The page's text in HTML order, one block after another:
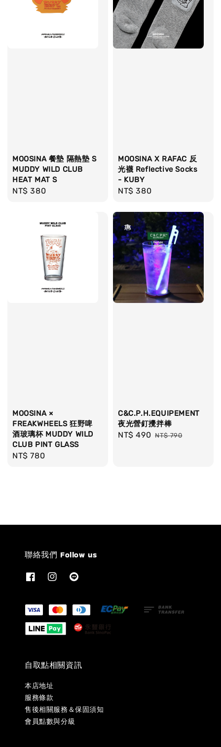
MOOSINA 餐墊 隔熱墊 S
MUDDY WILD CLUB
HEAT MAT S
Regular
NT$ 380
MOOSINA X RAFAC 反
光襪 Reflective Socks
- KUBY
Regular
NT$ 380
MOOSINA ×
FREAKWHEELS 狂野啤
酒玻璃杯 MUDDY WILD
CLUB PINT GLASS
Regular
NT$ 780
C&C.P.H.EQUIPEMENT
夜光營釘攪拌棒
Sale
NT$ 490 Regular
NT$ 790
聯絡我們 Follow us
自取點相關資訊
本店地址
服務條款
售後相關服務＆保固須知
會員點數與分級